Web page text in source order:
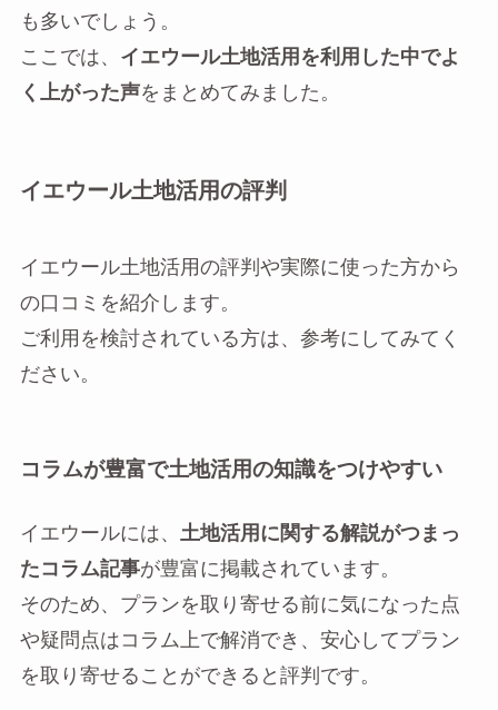
も多いでしょう。
ここでは、 イエウール土地活用を利用した中でよ
く上がった声をまとめてみました。
イエウール土地活用の評判
イエウール土地活用の評判や実際に使った方から
の口コミを紹介します。
ご利用を検討されている方は、参考にしてみてく
ださい。
コラムが豊富で土地活用の知識をつけやすい
イエウールには、
土地活用に関する解説がつまっ
たコラム記事が豊富に掲載されています。
そのため、プランを取り寄せる前に気になった点
や疑問点はコラム上で解消でき、安心してプラン
を取り寄せることができると評判です。